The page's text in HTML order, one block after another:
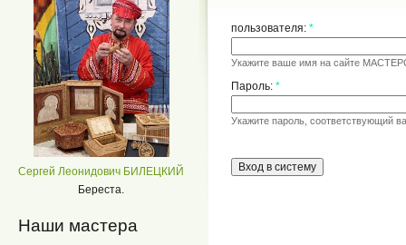
Сергей Леонидович БИЛЕЦКИЙ
Береста.
Наши мастера
пользователя: *
Укажите ваше имя на сайте
Пароль: *
Укажите пароль, соответствующий